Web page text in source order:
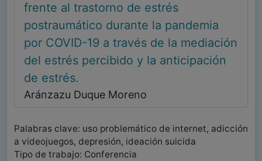
frente al trastorno de estrés
postraumático durante la pandemia
por COVID-19 a través de la mediación
del estrés percibido y la anticipación
de estrés.
Aránzazu Duque Moreno
Palabras clave: uso problemático de internet, adicción
a videojuegos, depresión, ideación suicida
Tipo de trabajo: Conferencia